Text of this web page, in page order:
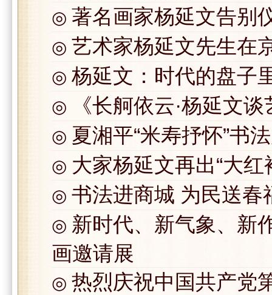
◎ 著名画家杨延文告别
◎ 艺术家杨延文先生在
◎ 杨延文：时代的盘子
◎ 《长舸依云·杨延文
◎ 夏湘平“米寿抒怀”书
◎ 大家杨延文再出“大红
◎ 书法进商城 为民送春
◎ 新时代、新气象、
画邀请展
◎ 热烈庆祝中国共产党